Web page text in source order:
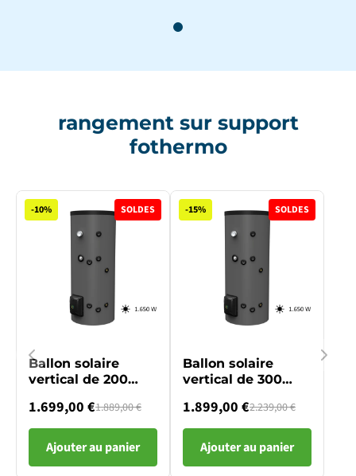
rangement sur support
fothermo
-10% SOLDES
Ballon solaire
vertical de 200
(PRÉCOMMANDE)
1.699,00 €1.889,00 €
Ajouter au panier
-15% SOLDES
Ballon solaire
vertical de 300
(PRÉCOMMANDE)
1.899,00 €2.239,00 €
Ajouter au panier